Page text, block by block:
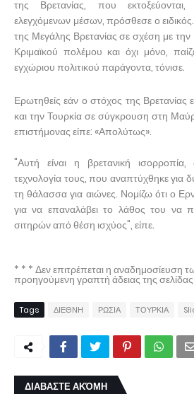
της Βρετανίας, που
ελεγχόμενων μέσων, πρόσθεσε ο
της Μεγάλης Βρετανίας σε σχέση με την
Κριμαϊκού πολέμου και όχι μόνο,
εγχώριου πολιτικού παράγοντα, τόνισε.
Ερωτηθείς εάν ο στόχος της Βρετανίας
και την Τουρκία σε σύγκρουση στη
επιστήμονας είπε: «Απολύτως».
"Αυτή είναι η βρετανική
τεχνολογία τους, που αναπτύχθηκε για
τη θάλασσα για αιώνες. Νομίζω ότι ο
για να επαναλάβει το λάθος του να
σιτηρών από θέση ισχύος", είπε.
* * * Δεν επιτρέπεται η αναδημοσίευση
προηγούμενη γραπτή άδειας της σελίδας
Tags ΔΙΕΘΝΗ ΡΩΣΙΑ ΤΟΥΡΚΙΑ
ΔΙΑΒΑΣΤΕ ΑΚΌΜΗ